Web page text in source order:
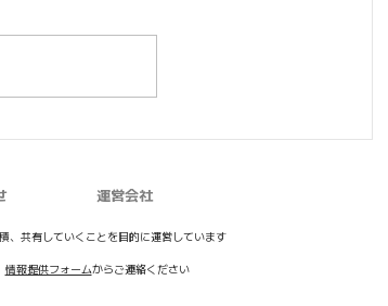
【学園アイドルマスター】
脱出ゲームを実施
運営会社
、共有していくことを目的に運営しています
情報提供フォームからご連絡ください